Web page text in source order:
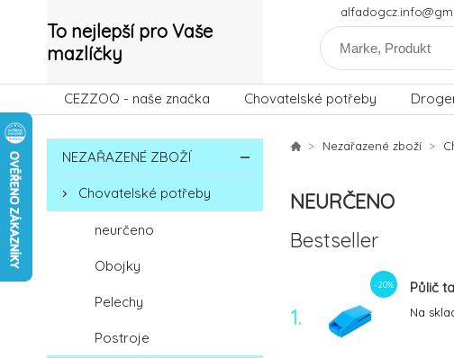
To nejlepší pro Vaše
mazlíčky
CEZZOO - naše značka Chovatelské potřeby
NEZAŘAZENÉ ZBOŽÍ
Chovatelské potřeby
neurčeno
Obojky
Pelechy
Postroje
Nezařazené zboží
NEURČENO
Bestseller
1.
-20% Půlič
Na